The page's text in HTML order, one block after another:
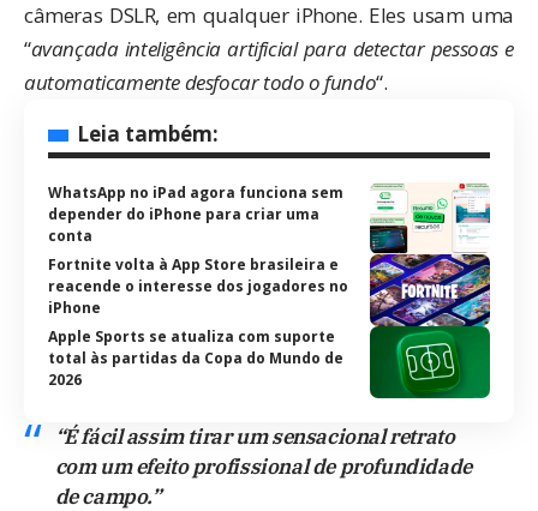
câmeras DSLR, em qualquer iPhone. Eles usam uma
“avançada inteligência artificial para detectar pessoas e
automaticamente desfocar todo o fundo“.
Leia também:
WhatsApp no iPad agora funciona sem
depender do iPhone para criar uma
conta
Fortnite volta à App Store brasileira e
reacende o interesse dos jogadores no
iPhone
Apple Sports se atualiza com suporte
total às partidas da Copa do Mundo de
2026
“É fácil assim tirar um sensacional retrato
com um efeito profissional de profundidade
de campo.”